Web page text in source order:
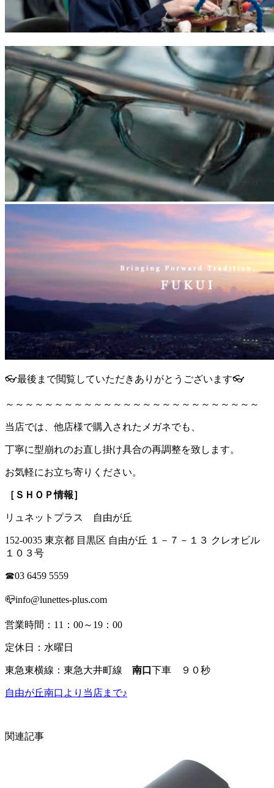
👓最後まで閲覧していただきありがとうございます👓
～～～～～～～～～～～～～～～～～～～～～～～～～～
当店では、他店様で購入されたメガネでも、
丁寧に型崩れのお直し掛け具合の再調整を致します。
お気軽にお立ち寄りください。
［ＳＨＯＰ情報］
リュネットプラス 自由が丘
152-0035 東京都 目黒区 自由が丘 １－７－１３ クレオビル
１０３号
☎03 6459 5559
📪info@lunettes-plus.com
営業時間：11：00～19：00
定休日：水曜日
東急東横線：東急大井町線 南口 下車 ９０秒
自由が丘南口より当店まで♪
関連記事